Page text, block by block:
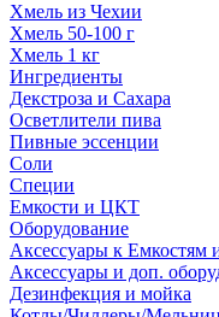
Хмель из Чехии
Хмель 50-100 г
Хмель 1 кг
Ингредиенты
Декстроза и Сахара
Осветлители пива
Пивные эссенции
Соли
Специи
Емкости и ЦКТ
Оборудование
Аксессуары к
Аксессуары и доп.
Дезинфекция и мойка